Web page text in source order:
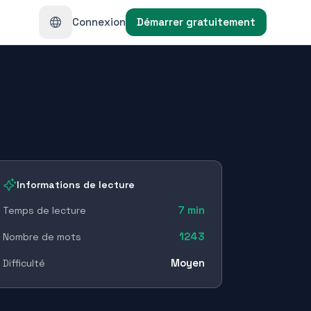
Connexion Démarrer gratuitement
Informations de lecture
Temps de lecture 7 min
Nombre de mots 1243
Difficulté Moyen